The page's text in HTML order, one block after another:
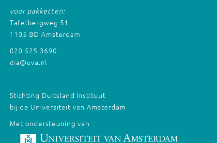
voor pakketten:
Tafelbergweg 51
1105 BD Amsterdam
020 525 3690
dia@uva.nl
Stichting Duitsland Instituut
bij de Universiteit van Amsterdam
Met ondersteuning van